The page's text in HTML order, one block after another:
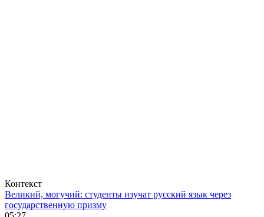
Контекст
Великий, могучий: студенты изучат русский язык через
государственную призму